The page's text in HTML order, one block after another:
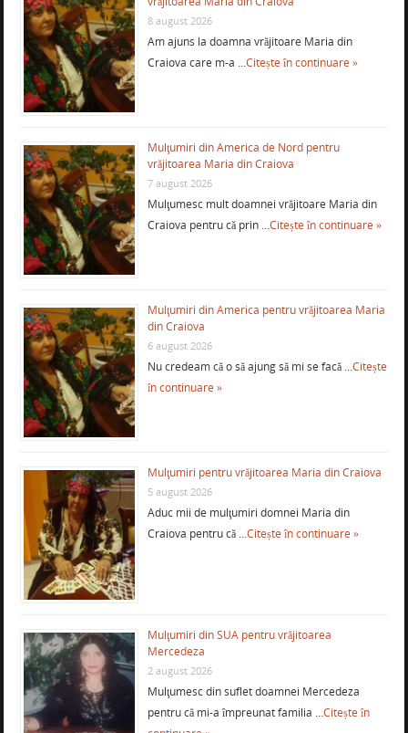
8 august 2026
Am ajuns la doamna vrăjitoare Maria din
Craiova care m-a …Citește în continuare »
Mulţumiri din America de Nord pentru
vrăjitoarea Maria din Craiova
7 august 2026
Mulţumesc mult doamnei vrăjitoare Maria din
Craiova pentru că prin …Citește în continuare »
Mulţumiri din America pentru vrăjitoarea Maria
din Craiova
6 august 2026
Nu credeam că o să ajung să mi se facă …Citește
în continuare »
Mulţumiri pentru vrăjitoarea Maria din Craiova
5 august 2026
Aduc mii de mulţumiri domnei Maria din
Craiova pentru că …Citește în continuare »
Mulţumiri din SUA pentru vrăjitoarea
Mercedeza
2 august 2026
Mulţumesc din suflet doamnei Mercedeza
pentru că mi-a împreunat familia …Citește în